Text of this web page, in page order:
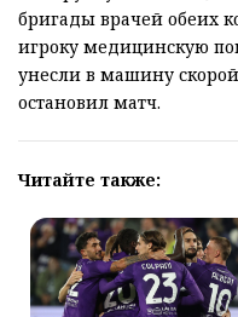
бригады врачей обеих
игроку медицинскую
унесли в машину
остановил матч.
Читайте также: